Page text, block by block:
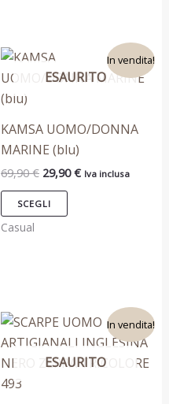
In vendita!
ESAURITO
KAMSA UOMO/DONNA
MARINE (blu)
69,90€
Il
originale
29,90€
prezzo
attuale
Iva inclusa
SCEGLI
Questo
prodotto
varianti.
Le
opzioni
essere
prodotto
Casual
In vendita!
ESAURITO
Il
prezzo
originale
era:
Il
prezzo
attuale
è:
Questo
prodotto
ha